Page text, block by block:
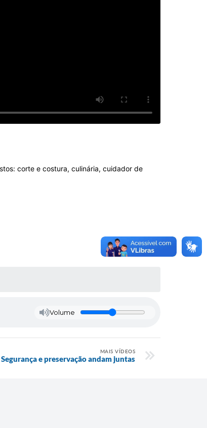
corte e costura, culinária, cuidador de
Volume
MAIS VÍDEOS
Segurança e preservação andam juntas